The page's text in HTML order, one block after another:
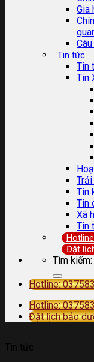
Gia
Tin tức
Tin
Tin
Tin
Tin
Xã
Tin
Đặt
Tìm kiếm:
Hotline:
Hotline:
Đặt lịch bảo